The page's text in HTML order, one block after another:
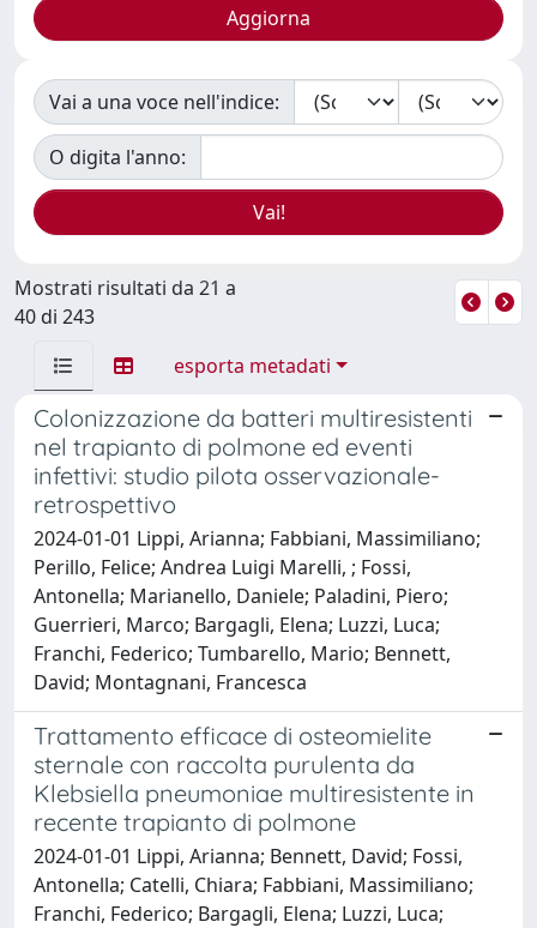
Vai a una voce nell'indice:
O digita l'anno:
Mostrati risultati da 21 a
40 di 243
esporta metadati
Colonizzazione da batteri multiresistenti
nel trapianto di polmone ed eventi
infettivi: studio pilota osservazionale-
retrospettivo
2024-01-01 Lippi, Arianna; Fabbiani, Massimiliano;
Perillo, Felice; Andrea Luigi Marelli, ; Fossi,
Antonella; Marianello, Daniele; Paladini, Piero;
Guerrieri, Marco; Bargagli, Elena; Luzzi, Luca;
Franchi, Federico; Tumbarello, Mario; Bennett,
David; Montagnani, Francesca
Trattamento efficace di osteomielite
sternale con raccolta purulenta da
Klebsiella pneumoniae multiresistente in
recente trapianto di polmone
2024-01-01 Lippi, Arianna; Bennett, David; Fossi,
Antonella; Catelli, Chiara; Fabbiani, Massimiliano;
Franchi, Federico; Bargagli, Elena; Luzzi, Luca;